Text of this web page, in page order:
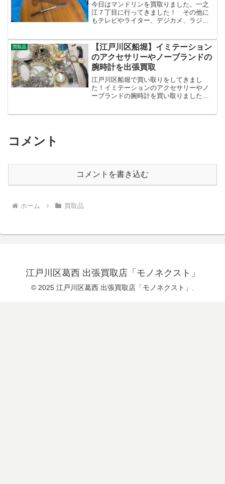
今日はマンドリンを買取りました。一之
江７丁目に行ってきました！ その他に
もテレビやライター、デジカメ、ラジ
壊れていても大丈夫です。この前は二胡
を買取りました。やる気になっ...
買取品
【江戸川区船堀】イミテーション
のアクセサリーやノーブランドの
腕時計を出張買取
江戸川区船堀で買い取りをしてきまし
た！イミテーションのアクセサリーやノ
ーブランドの腕時計を買い取りました。
コメント
コメントを書き込む
ホーム 買取品
江戸川区葛西 出張買取店「モノネクスト」
© 2025 江戸川区葛西 出張買取店「モノネクスト」.